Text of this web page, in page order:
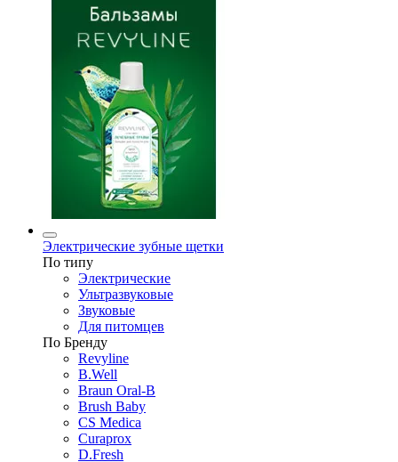
Электрические зубные щетки
По типу
Электрические
Ультразвуковые
Звуковые
Для питомцев
По Бренду
Revyline
B.Well
Braun Oral-B
Brush Baby
CS Medica
Curaprox
D.Fresh